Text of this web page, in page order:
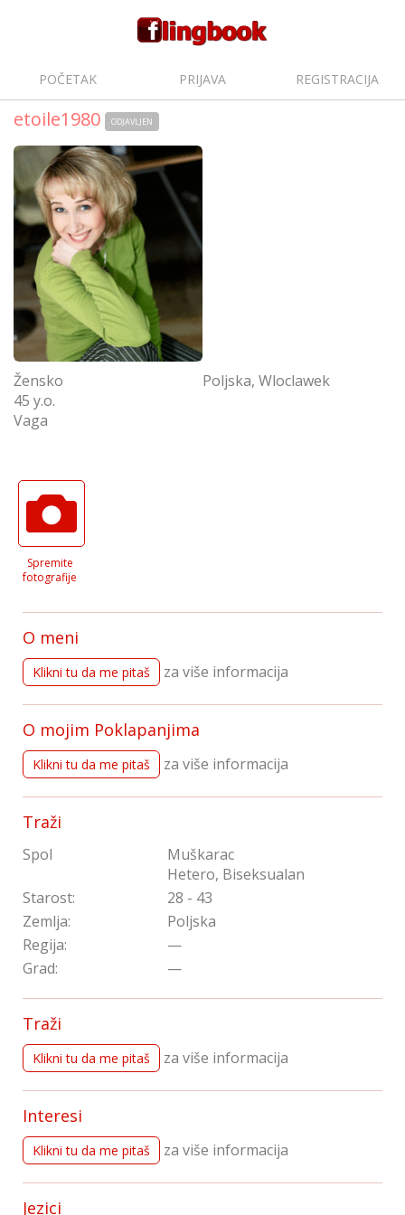
POČETAK PRIJAVA REGISTRACIJA
etoile1980 ODJAVLJEN
Žensko
45 y.o.
Vaga
Poljska, Wloclawek
Spremite
fotografije
O meni
Klikni tu da me pitaš za više informacija
O mojim Poklapanjima
Klikni tu da me pitaš za više informacija
Traži
Spol
Muškarac
Hetero, Biseksualan
Starost:
28 - 43
Zemlja:
Poljska
Regija:
—
Grad:
—
Traži
Klikni tu da me pitaš za više informacija
Interesi
Klikni tu da me pitaš za više informacija
Jezici